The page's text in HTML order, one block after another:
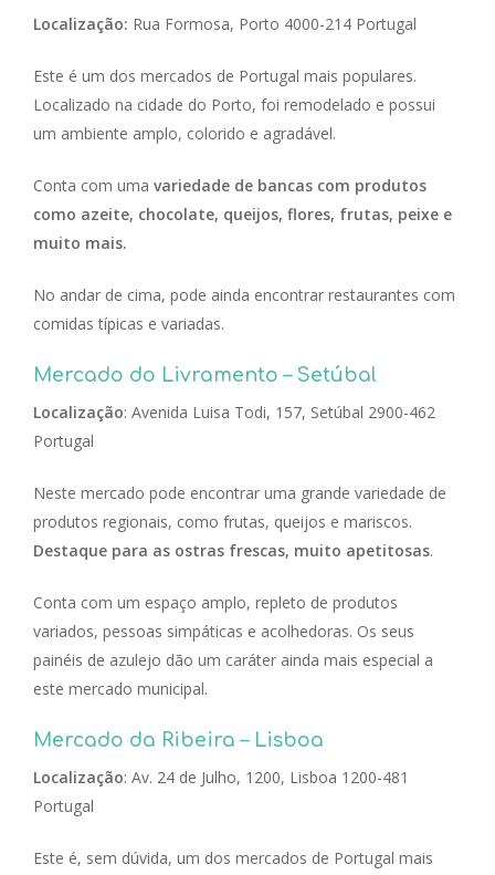
Localização: Rua Formosa, Porto 4000-214 Portugal
Este é um dos mercados de Portugal mais populares.
Localizado na cidade do Porto, foi remodelado e possui
um ambiente amplo, colorido e agradável.
Conta com uma variedade de bancas com produtos
como azeite, chocolate, queijos, flores, frutas, peixe e
muito mais.
No andar de cima, pode ainda encontrar restaurantes com
comidas típicas e variadas.
Mercado do Livramento – Setúbal
Localização: Avenida Luisa Todi, 157, Setúbal 2900-462
Portugal
Neste mercado pode encontrar uma grande variedade de
produtos regionais, como frutas, queijos e mariscos.
Destaque para as ostras frescas, muito apetitosas.
Conta com um espaço amplo, repleto de produtos
variados, pessoas simpáticas e acolhedoras. Os seus
painéis de azulejo dão um caráter ainda mais especial a
este mercado municipal.
Mercado da Ribeira – Lisboa
Localização: Av. 24 de Julho, 1200, Lisboa 1200-481
Portugal
Este é, sem dúvida, um dos mercados de Portugal mais